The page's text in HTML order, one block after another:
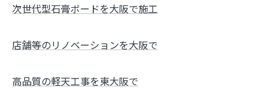
次世代型石膏ボードを大阪で施工
店舗等のリノベーションを大阪で
高品質の軽天工事を東大阪で